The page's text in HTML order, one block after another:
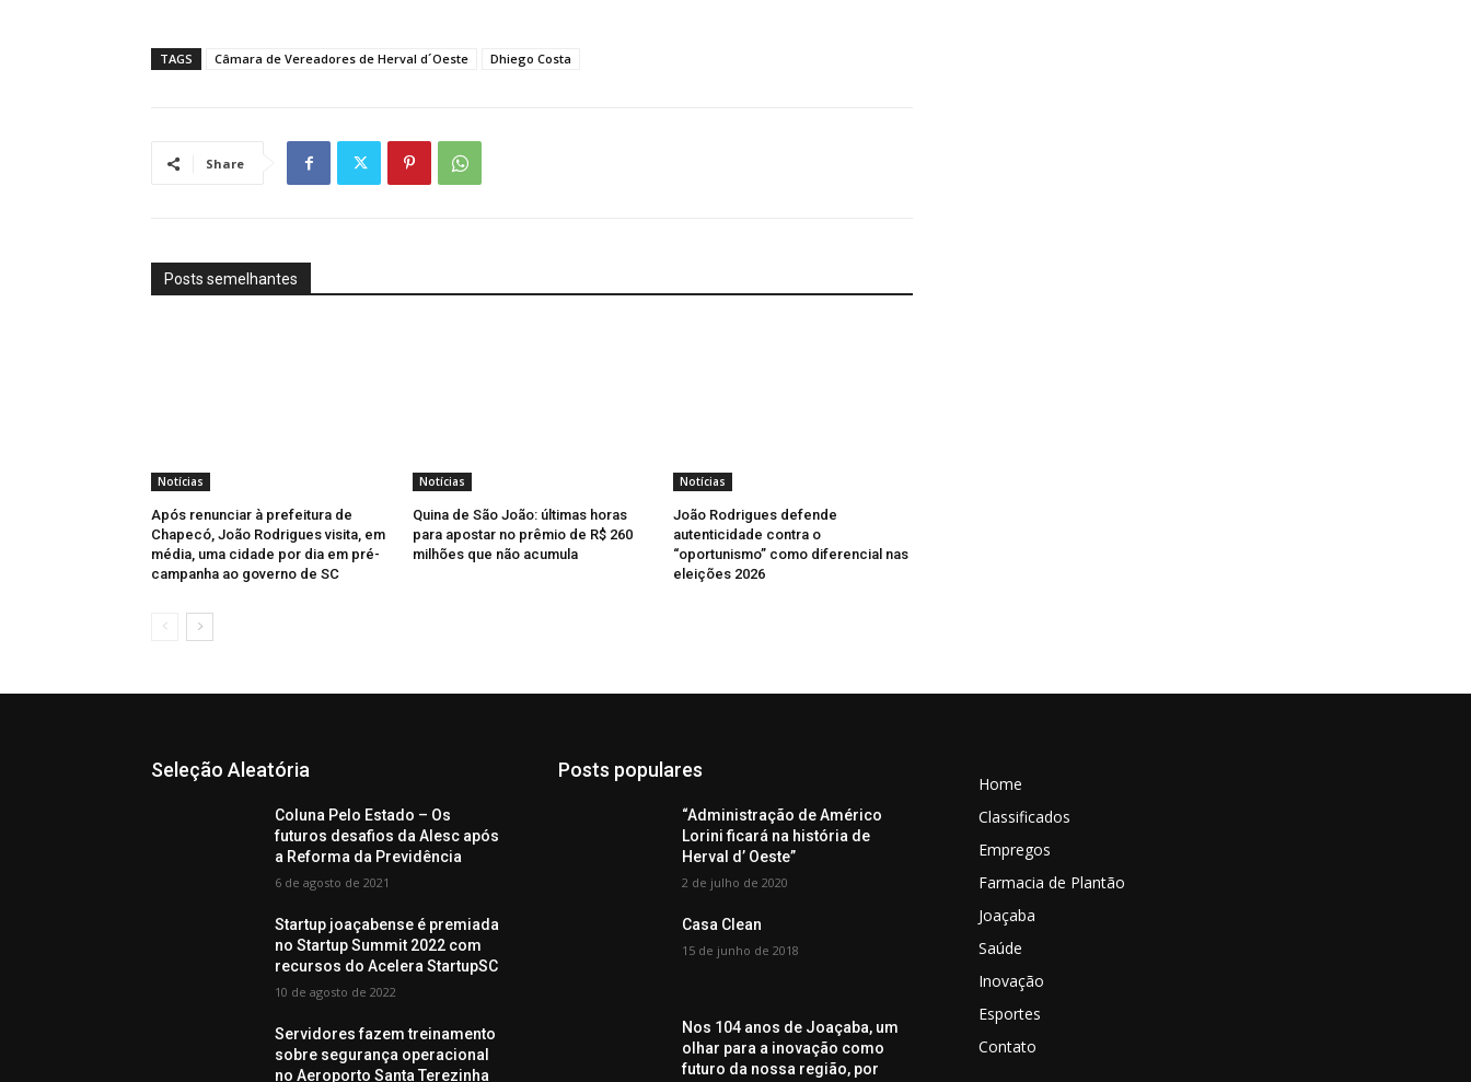
TAGS Câmara de Vereadores de Herval d´Oeste Dhiego Costa
Share
Posts semelhantes
Notícias
Após renunciar à prefeitura de
Chapecó, João Rodrigues visita, em
média, uma cidade por dia em pré-
campanha ao governo de SC
Notícias
Quina de São João: últimas horas
para apostar no prêmio de R$ 260
milhões que não acumula
Notícias
João Rodrigues defende
autenticidade contra o
“oportunismo” como diferencial nas
eleições 2026
Seleção Aleatória
Coluna Pelo Estado – Os
futuros desafios da Alesc após
a Reforma da Previdência
6 de agosto de 2021
Startup joaçabense é premiada
no Startup Summit 2022 com
recursos do Acelera StartupSC
10 de agosto de 2022
Servidores fazem treinamento
sobre segurança operacional
no Aeroporto Santa Terezinha
Posts populares
“Administração de Américo
Lorini ficará na história de
Herval d’ Oeste”
2 de julho de 2020
Casa Clean
15 de junho de 2018
Nos 104 anos de Joaçaba, um
olhar para a inovação como
futuro da nossa região, por
Home
Classificados
Empregos
Farmacia de Plantão
Joaçaba
Saúde
Inovação
Esportes
Contato